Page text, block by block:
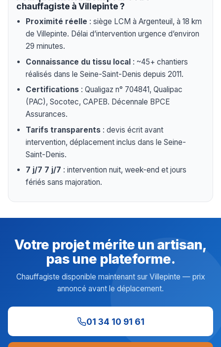
chauffagiste à Villepinte ?
Proximité réelle : siège LCM à Argenteuil, à 18 km
de Villepinte. Délai d’intervention urgence d’environ
29 minutes.
Connaissance du tissu local : ~45+ chantiers
réalisés dans le Seine-Saint-Denis depuis 2011.
Certifications : Qualigaz n° 704841, Qualipac
(PAC), Socotec, CAPEB. Décennale BPCE
Assurances.
Tarifs transparents : devis écrit avant
intervention, déplacement inclus dans le Seine-
Saint-Denis.
7 j/7 7 j/7 : intervention nuit, week-end et jours
fériés sans majoration.
Votre projet mérite un artisan,
pas une plateforme.
Chauffagiste disponible maintenant sur Villepinte — prix
annoncé avant le déplacement.
01 34 10 91 61